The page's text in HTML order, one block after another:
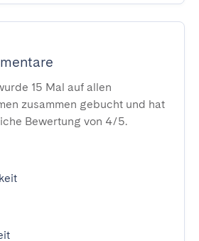
15 Mal auf allen
zusammen gebucht und hat
Bewertung von 4/5.